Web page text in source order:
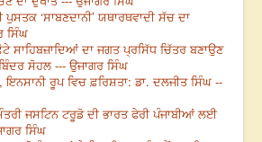
‘ਸਾਬਣਦਾਨੀ’ ਯਥਾਰਥਵਾਦੀ ਸੱਚ ਦਾ
ਸਿੰਘ
ਸਾਹਿਬਜ਼ਾਦਿਆਂ ਦਾ ਜਗਤ ਪ੍ਰਸਿੱਧ ਚਿੱਤਰ ਬਣਾਉਣ
ਸੋਹਲ --- ਉਜਾਗਰ ਸਿੰਘ
ਇਨਸਾਨੀ ਰੂਪ ਵਿਚ ਫ਼ਰਿਸ਼ਤਾ: ਡਾ. ਦਲਜੀਤ ਸਿੰਘ --
ਜਸਟਿਨ ਟਰੂਡੋ ਦੀ ਭਾਰਤ ਫੇਰੀ ਪੰਜਾਬੀਆਂ ਲਈ
ਸਿੰਘ